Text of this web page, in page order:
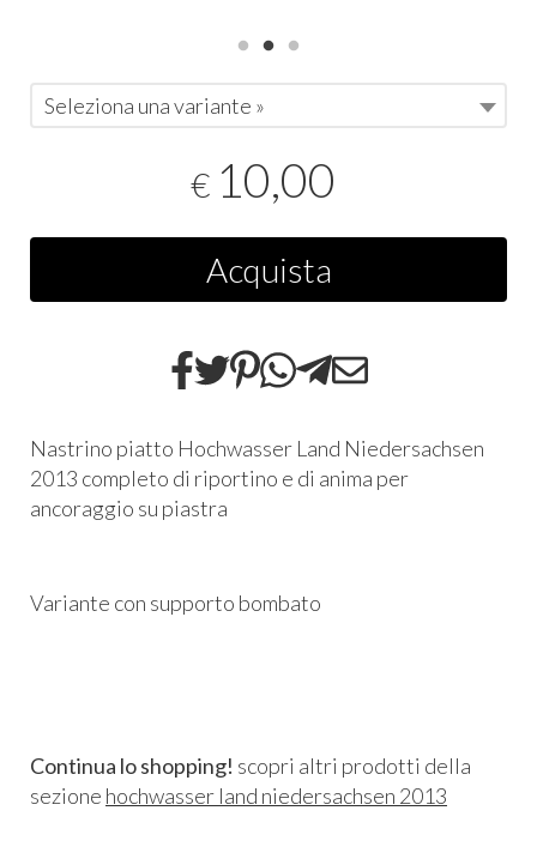
Seleziona una variante »
€ 10,00
Acquista
Nastrino piatto Hochwasser Land Niedersachsen
2013 completo di riportino e di anima per
ancoraggio su piastra
Variante con supporto bombato
Continua lo shopping! scopri altri prodotti della
sezione hochwasser land niedersachsen 2013